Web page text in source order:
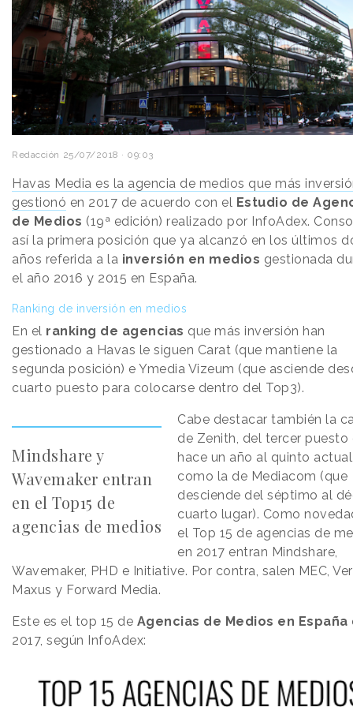
Redacción 25/07/2018 · 09:03
Havas Media es la agencia de medios que más
gestionó en 2017 de acuerdo con el Estudio de
de Medios (19ª edición) realizado por InfoAdex.
así la primera posición que ya alcanzó en los últimos
años referida a la inversión en medios gestionada
el año 2016 y 2015 en España.
Ranking de inversión en medios
En el ranking de agencias que más inversión han
gestionado a Havas le siguen Carat (que mantiene la
segunda posición) e Ymedia Vizeum (que asciende
cuarto puesto para colocarse dentro del Top3).
Mindshare y
Wavemaker entran
en el Top15 de
agencias de medios
Cabe destacar también la
de Zenith, del tercer puesto
hace un año al quinto
como la de Mediacom (que
desciende del séptimo al
cuarto lugar). Como
el Top 15 de agencias de
en 2017 entran Mindshare,
Wavemaker, PHD e Initiative. Por contra, salen MEC,
Maxus y Forward Media.
Este es el top 15 de Agencias de Medios en España
2017, según InfoAdex: